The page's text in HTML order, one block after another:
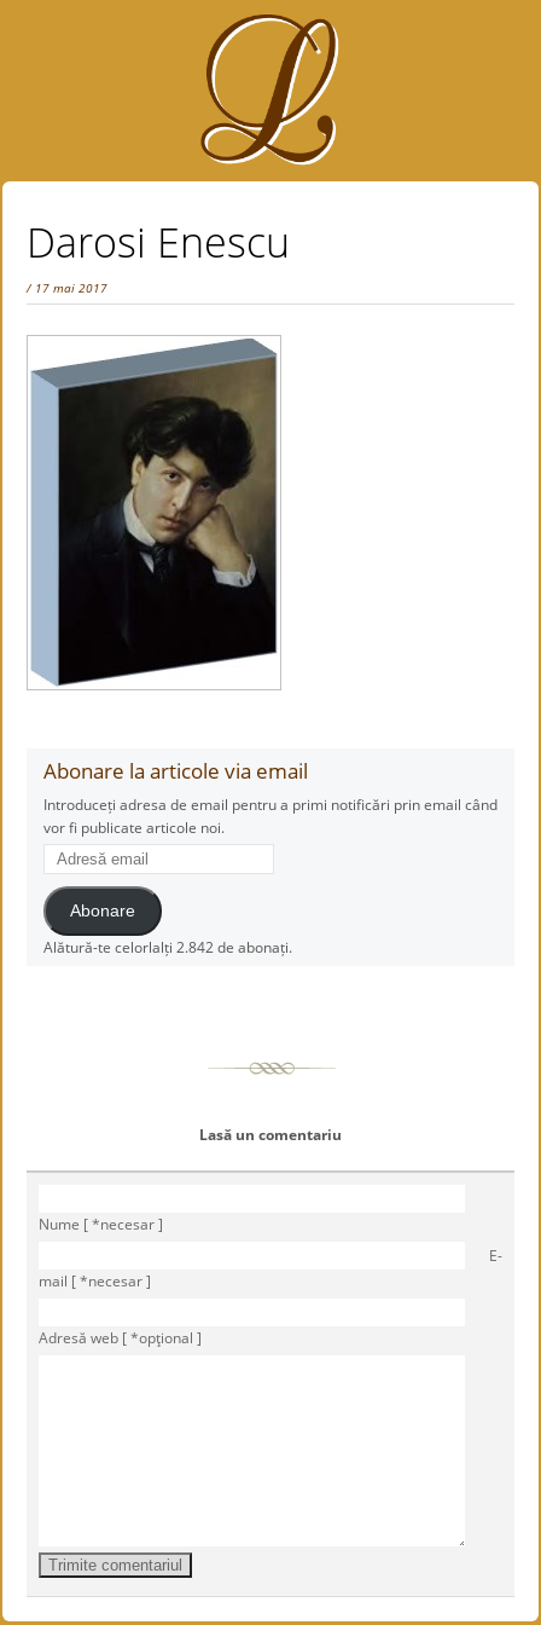
Darosi Enescu
/ 17 mai 2017
Abonare la articole via email
Introduceți adresa de email pentru a primi notificări prin email când
vor fi publicate articole noi.
Adresă
email
Abonare
Alătură-te celorlalți 2.842 de abonați.
Lasă un comentariu
Nume [ *necesar ]
E-
mail [ *necesar ]
Adresă web [ *opţional ]